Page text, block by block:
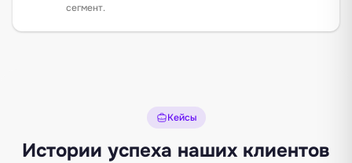
сегмент.
Кейсы
Истории успеха наших клиентов